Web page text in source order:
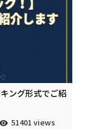
ング形式でご紹
51401 views